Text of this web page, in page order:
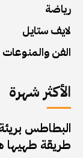
رياضة
لايف ستايل
الفن والمنوعات
الأكثر شهرة
البطاطس
طريقة طهيها